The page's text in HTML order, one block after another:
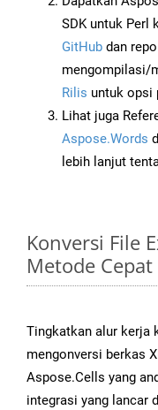
SDK untuk Perl
GitHub dan repo
mengompilasi/
Rilis untuk opsi
Lihat juga
Aspose.Words
lebih lanjut
Konversi File
Metode
Tingkatkan alur kerja
mengonversi berkas
Aspose.Cells yang
integrasi yang lancar